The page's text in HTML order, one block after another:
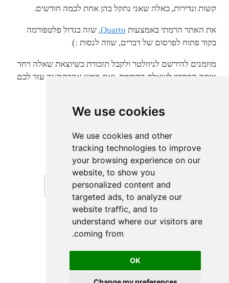
We use cookies
We use cookies and other
tracking technologies to improve
your browsing experience on our
website, to show you
personalized content and
targeted ads, to analyze our
website traffic, and to
understand where our visitors are
coming from.
OK
קשות ונדירות, כאלה שאני נתקל בהן אחת לכמה חודשים.
את האתר הרמתי באמצעות Quarto, שזה בגדול פלטפורמה
בקוד פתוח לפרסום של דברים, שווה לנסות :)
מוזמנים להירשם לניוזלטר ולקבל תזכורת כשיוצאת שאלה ויחד
איתה הפתרון לשאלה הקודמת. ואם ממש אהבתם/זה עזר לכם
קנו לי קפה
הירשמו וקבלו עידכונים על שאלות חדשות